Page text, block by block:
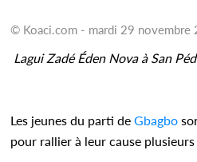
© Koaci.com - mardi 29
Lagui Zadé Éden Nova à San
Les jeunes du parti deGbagbo
pour rallier à leur cause plusieurs